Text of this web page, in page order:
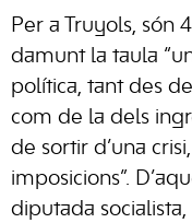
Per a Truyols, són
damunt la taula
política, tant des
com de la dels
de sortir d’una
imposicions”.
diputada